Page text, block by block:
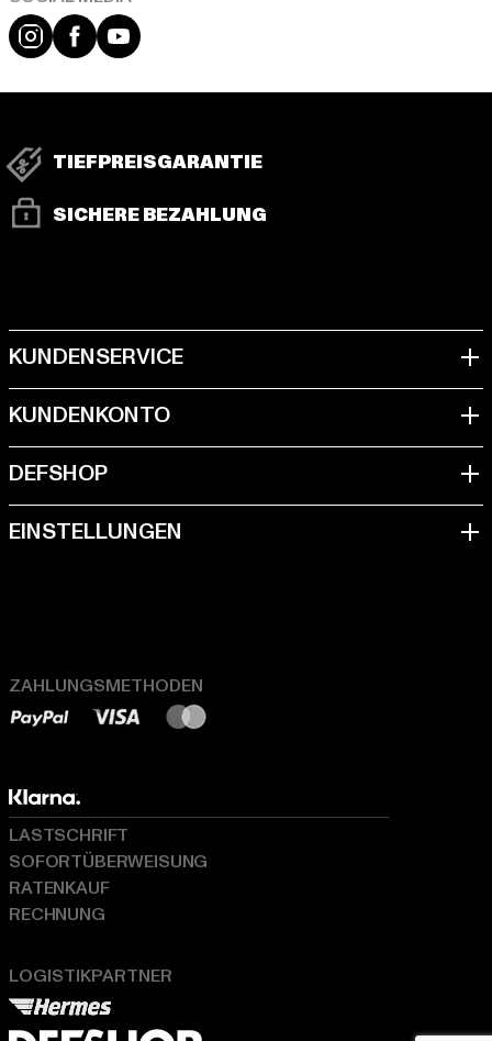
Instagram
FacebookYouTube
TIEFPREISGARANTIE
SICHERE BEZAHLUNG
ZAHLUNGSMETHODEN
LOGISTIKPARTNER
LASTSCHRIFT
SOFORTÜBERWEISUNG
RATENKAUF
RECHNUNG